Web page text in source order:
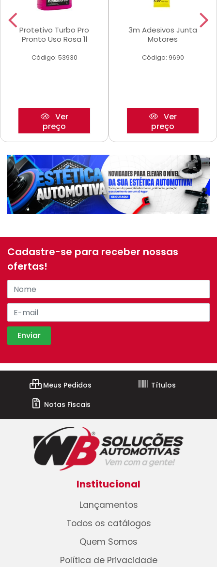
Protetivo Turbo Pro
Pronto Uso Rosa 1l
Código: 53930
Ver
preço
3m Adesivos Junta
Motores
Código: 9690
Ver
preço
Cadastre-se para receber nossas
ofertas!
Meus Pedidos
Títulos
Notas Fiscais
Institucional
Lançamentos
Todos os catálogos
Quem Somos
Política de Privacidade